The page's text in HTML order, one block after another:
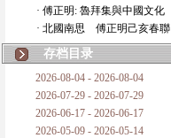
· 傅正明: 魯拜集與中國文化
· 北國南思 傅正明己亥春聯
存档目录
2026-08-04 - 2026-08-04
2026-07-29 - 2026-07-29
2026-06-17 - 2026-06-17
2026-05-09 - 2026-05-14